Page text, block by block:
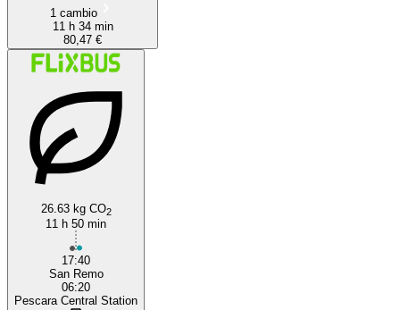
1 cambio
11 h 34 min
80,47 €
26.63 kg CO2
11 h 50 min
17:40
San Remo
06:20
Pescara Central Station